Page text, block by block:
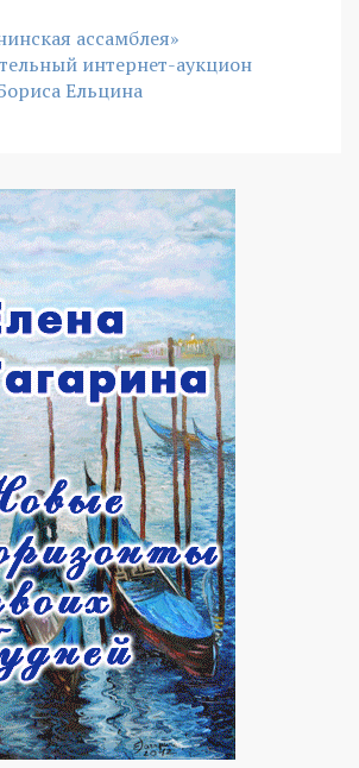
ассамблея»
интернет-аукцион
Ельцина